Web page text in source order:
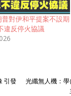
對伊和平提案不設期
違反停火協議
引發
光纖無人機：